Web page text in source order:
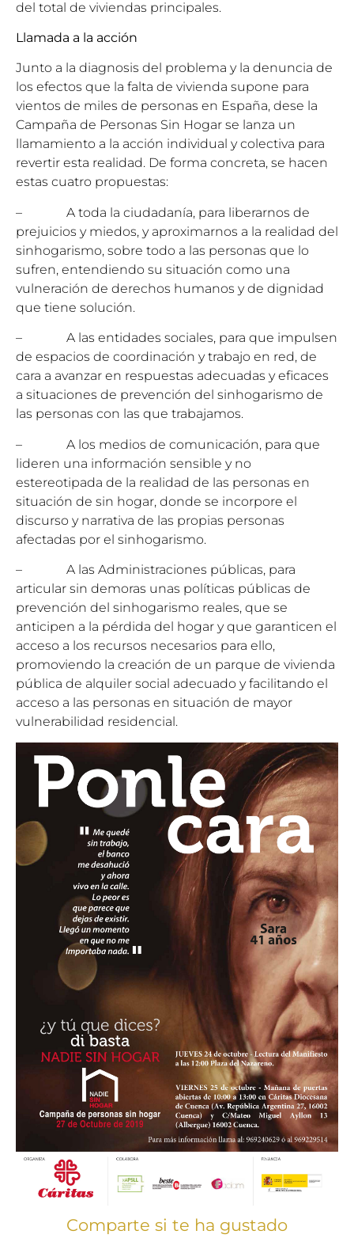
del total de viviendas principales.
Llamada a la acción
Junto a la diagnosis del problema y la denuncia de
los efectos que la falta de vivienda supone para
vientos de miles de personas en España, dese la
Campaña de Personas Sin Hogar se lanza un
llamamiento a la acción individual y colectiva para
revertir esta realidad. De forma concreta, se hacen
estas cuatro propuestas:
– A toda la ciudadanía, para liberarnos de
prejuicios y miedos, y aproximarnos a la realidad del
sinhogarismo, sobre todo a las personas que lo
sufren, entendiendo su situación como una
vulneración de derechos humanos y de dignidad
que tiene solución.
– A las entidades sociales, para que impulsen
de espacios de coordinación y trabajo en red, de
cara a avanzar en respuestas adecuadas y eficaces
a situaciones de prevención del sinhogarismo de
las personas con las que trabajamos.
– A los medios de comunicación, para que
lideren una información sensible y no
estereotipada de la realidad de las personas en
situación de sin hogar, donde se incorpore el
discurso y narrativa de las propias personas
afectadas por el sinhogarismo.
– A las Administraciones públicas, para
articular sin demoras unas políticas públicas de
prevención del sinhogarismo reales, que se
anticipen a la pérdida del hogar y que garanticen el
acceso a los recursos necesarios para ello,
promoviendo la creación de un parque de vivienda
pública de alquiler social adecuado y facilitando el
acceso a las personas en situación de mayor
vulnerabilidad residencial.
Comparte si te ha gustado